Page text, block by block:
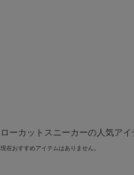
ローカットスニーカーの人気アイ
現在おすすめアイテムはありません。